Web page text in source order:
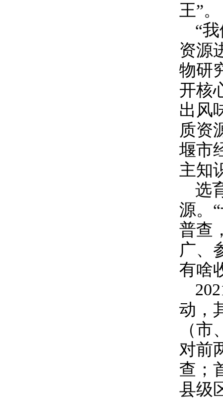
王”。
“
资源
物研
开核
出风
质资
堰市
主知
选
源。
普查
广、
有啥
动，
（
对前
查；
县级